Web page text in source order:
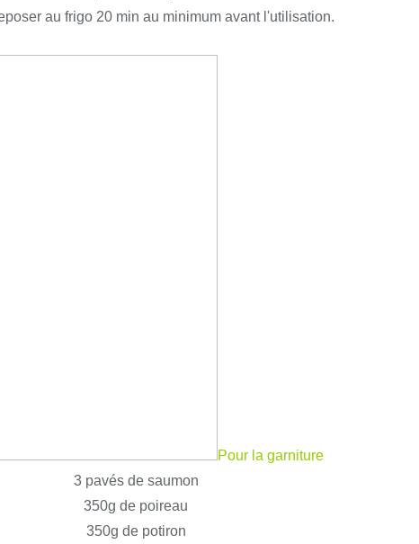
au frigo 20 min au minimum avant l'utilisation.
Pour la garniture
3 pavés de saumon
350g de poireau
350g de potiron